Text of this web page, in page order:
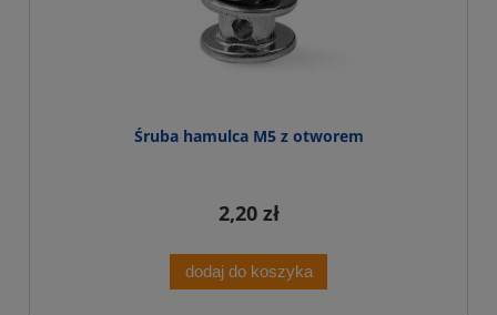
Śruba hamulca M5 z otworem
2,20 zł
dodaj do koszyka